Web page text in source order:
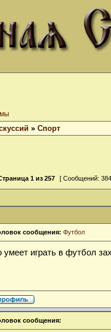
» Спорт
1 из 257 [ Сообщений:
сообщения: Футбол
умеет играть в футбол
сообщения: